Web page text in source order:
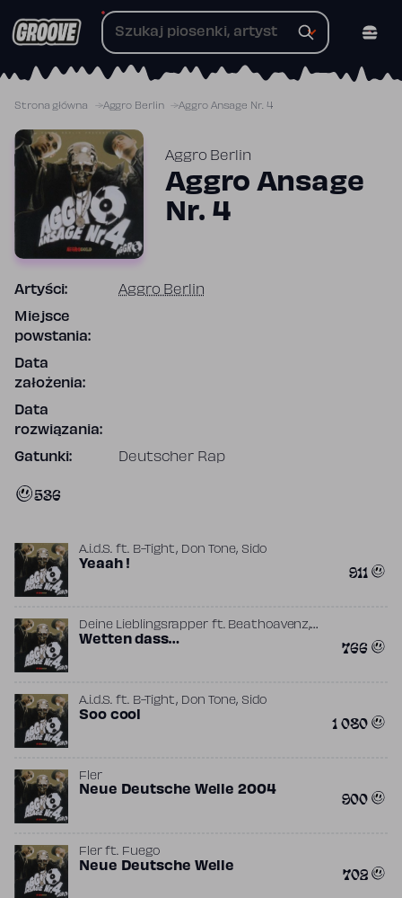
do
Strona główna Aggro Berlin Aggro Ansage Nr. 4
Aggro Berlin
Aggro Ansage
Nr. 4
Artyści: Aggro Berlin
Miejsce
powstania:
Data
założenia:
Data
rozwiązania:
Gatunki: Deutscher Rap
536
A.i.d.S. ft. B-Tight, Don Tone, Sido
Yeaah ! 911
Deine Lieblingsrapperft. Beathoavenz,
Harris,Sido
Wetten dass… 766
A.i.d.S. ft. B-Tight, Don Tone, Sido
Soo cool 1 080
Fler
Neue Deutsche Welle 2004 900
Flerft. Fuego
Neue Deutsche Welle 702